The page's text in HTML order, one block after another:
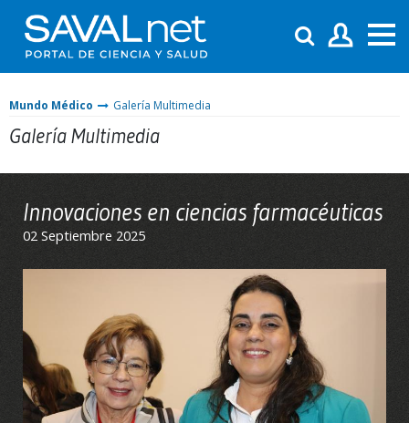
Mundo Médico Galería Multimedia
Galería Multimedia
Innovaciones en ciencias farmacéuticas
02 Septiembre 2025